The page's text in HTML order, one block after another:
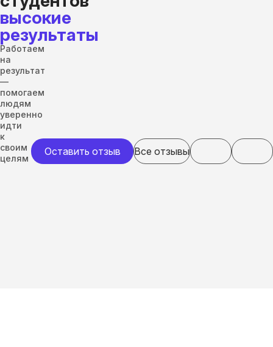
высокие
результаты
Работаем
на
результат
—
помогаем
людям
уверенно
идти
к
своим
целям
Оставить отзыв Все отзывы